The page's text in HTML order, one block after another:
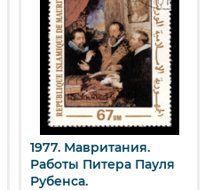
1977. Мавритания.
Работы Питера Пауля
Рубенса.